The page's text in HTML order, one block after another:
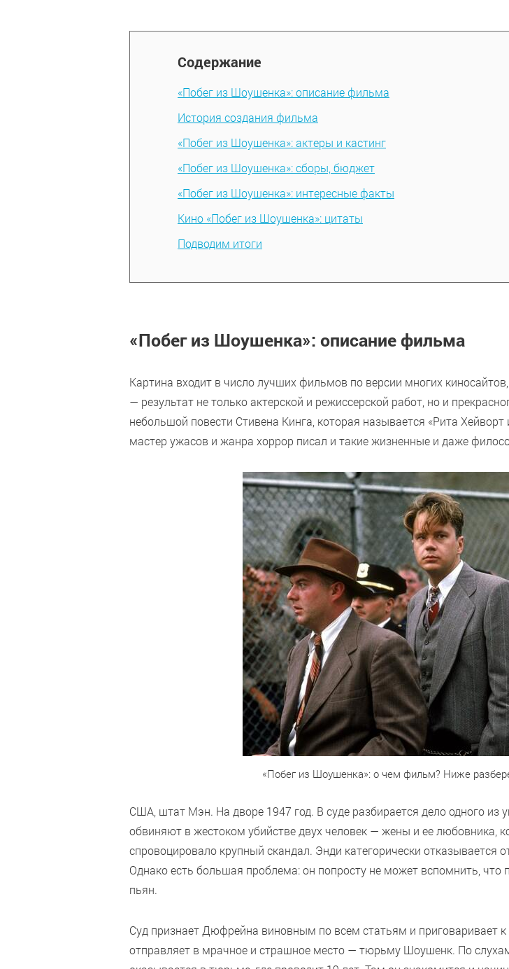
Содержание
«Побег из Шоушенка»: описание фильма
История создания фильма
«Побег из Шоушенка»: актеры и кастинг
«Побег из Шоушенка»: сборы, бюджет
«Побег из Шоушенка»: интересные факты
Кино «Побег из Шоушенка»: цитаты
Подводим итоги
«Побег из Шоушенка»: описание фильма
Картина входит в число лучших фильмов по версии многих
— результат не только актерской и режиссерской работ, но и
небольшой повести Стивена Кинга, которая называется «Рита
мастер ужасов и жанра хоррор писал и такие жизненные и даже
«Побег из Шоушенка»: о чем фильм? Ниже
США, штат Мэн. На дворе 1947 год. В суде разбирается дело одного
обвиняют в жестоком убийстве двух человек — жены и ее любовника,
спровоцировало крупный скандал. Энди категорически отказывается
Однако есть большая проблема: он попросту не может вспомнить, что
пьян.
Суд признает Дюфрейна виновным по всем статьям и
отправляет в мрачное и страшное место — тюрьму Шоушенк. По